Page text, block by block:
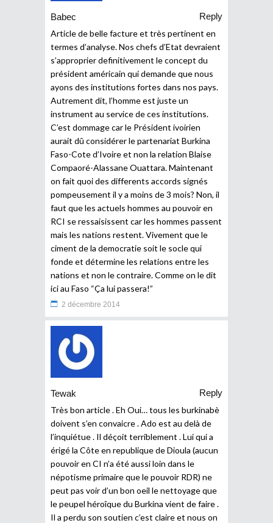
Babec
Reply
Article de belle facture et très pertinent en
termes d’analyse. Nos chefs d’Etat devraient
s’approprier definitivement le concept du
président américain qui demande que nous
ayons des institutions fortes dans nos pays.
Autrement dit, l’homme est juste un
instrument au service de ces institutions.
C’est dommage car le Président ivoirien
aurait dû considérer le partenariat Burkina
Faso-Cote d’Ivoire et non la relation Blaise
Compaoré-Alassane Ouattara. Maintenant
on fait quoi des differents accords signés
pompeusement il y a moins de 3 mois? Non, il
faut que les actuels hommes au pouvoir en
RCI se ressaisissent car les hommes passent
mais les nations restent. Vivement que le
ciment de la democratie soit le socle qui
fonde et détermine les relations entre les
nations et non le contraire. Comme on le dit
ici au Faso “Ça lui passera!”
2 décembre 2014
Tewak
Reply
Très bon article . Eh Oui… tous les burkinabè
doivent s’en convaicre . Ado est au delà de
l’inquiétue . Il déçoit terriblement . Lui qui a
érigé la Côte en republique de Dioula (aucun
pouvoir en CI n’a été aussi loin dans le
népotisme primaire que le pouvoir RDR) ne
peut pas voir d’un bon oeil le nettoyage que
le peupel héroîque du Burkina vient de faire .
Il a perdu son soutien c’est claire et nous on